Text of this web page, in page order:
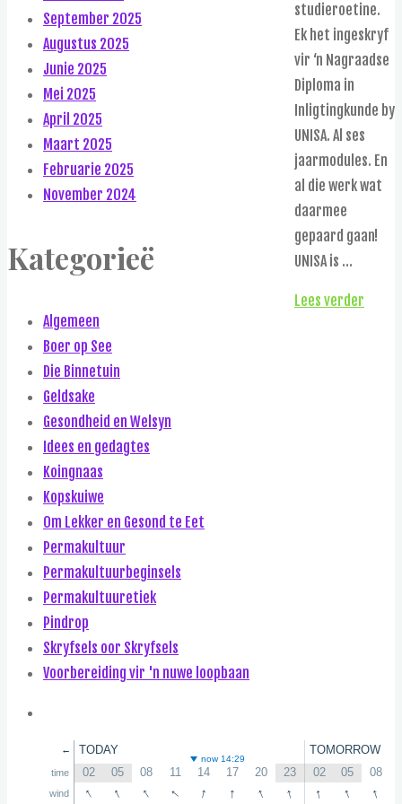
studieroetine.
Ek het ingeskryf
vir ‘n Nagraadse
Diploma in
Inligtingkunde by
UNISA. Al ses
jaarmodules. En
al die werk wat
daarmee
gepaard gaan!
UNISA is …
Lees verder
September 2025
Augustus 2025
Junie 2025
Mei 2025
April 2025
Maart 2025
Februarie 2025
November 2024
Kategorieë
Algemeen
Boer op See
Die Binnetuin
Geldsake
Gesondheid en Welsyn
Idees en gedagtes
Koingnaas
Kopskuiwe
Om Lekker en Gesond te Eet
Permakultuur
Permakultuurbeginsels
Permakultuuretiek
Pindrop
Skryfsels oor Skryfsels
Voorbereiding vir 'n nuwe loopbaan
←
time
wind
TODAY TOMORROW
now 14:29
02 05 08 11 14 17 20 23 02 05 08
↑ ↑ ↑ ↑ ↑ ↑ ↑ ↑ ↑ ↑ ↑